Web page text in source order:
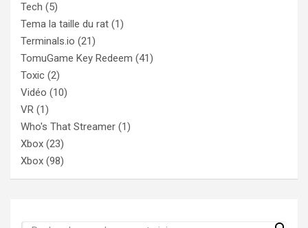
Tech (5)
Tema la taille du rat (1)
Terminals.io (21)
TomuGame Key Redeem (41)
Toxic (2)
Vidéo (10)
VR (1)
Who's That Streamer (1)
Xbox (23)
Xbox (98)